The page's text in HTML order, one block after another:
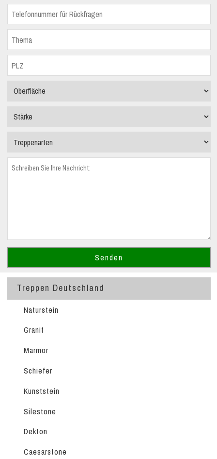
Treppen Deutschland
Naturstein
Granit
Marmor
Schiefer
Kunststein
Silestone
Dekton
Caesarstone